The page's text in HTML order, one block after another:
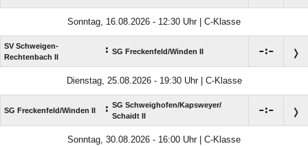
Sonntag, 16.08.2026 - 12:30 Uhr | C-Klasse
SV Schweigen-
Rechtenbach II
: SG Freckenfeld/​Winden II :
Dienstag, 25.08.2026 - 19:30 Uhr | C-Klasse
SG Freckenfeld/​Winden II : SG Schweighofen/​Kapsweyer/​
Schaidt II
:
Sonntag, 30.08.2026 - 16:00 Uhr | C-Klasse